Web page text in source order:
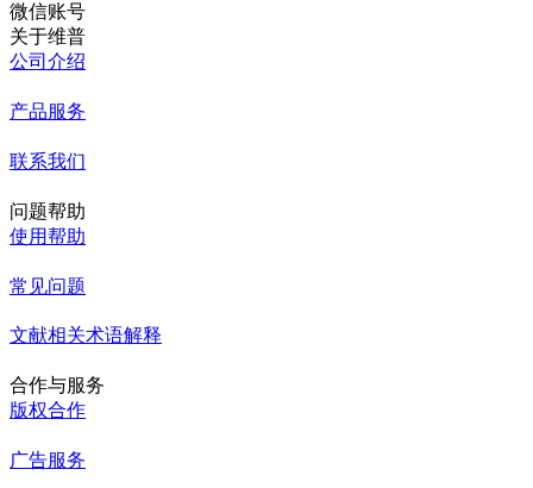
微信账号
关于维普
公司介绍
产品服务
联系我们
问题帮助
使用帮助
常见问题
文献相关术语解释
合作与服务
版权合作
广告服务